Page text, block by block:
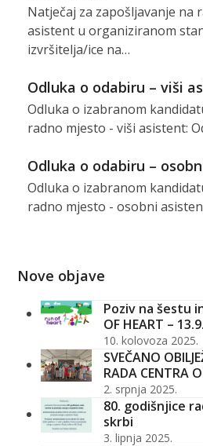
Natječaj za zapošljavanje na
asistent u organiziranom
izvršitelja/ice na…
Odluka o odabiru – viši
Odluka o izabranom
radno mjesto - viši asistent:
Odluka o odabiru –
Odluka o izabranom
radno mjesto - osobni
Nove objave
Poziv na šestu
OF HEART –
10. kolovoza 2025.
SVEČANO
RADA CENTRA
2. srpnja 2025.
80. godišnjice
skrbi
3. lipnja 2025.